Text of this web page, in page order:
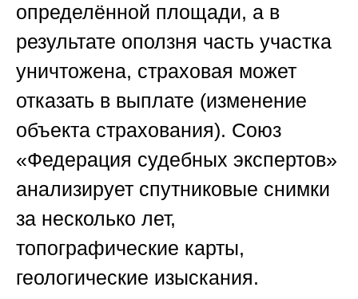
определённой площади, а в
результате оползня часть участка
уничтожена, страховая может
отказать в выплате (изменение
объекта страхования). Союз
«Федерация судебных экспертов»
анализирует спутниковые снимки
за несколько лет,
топографические карты,
геологические изыскания.